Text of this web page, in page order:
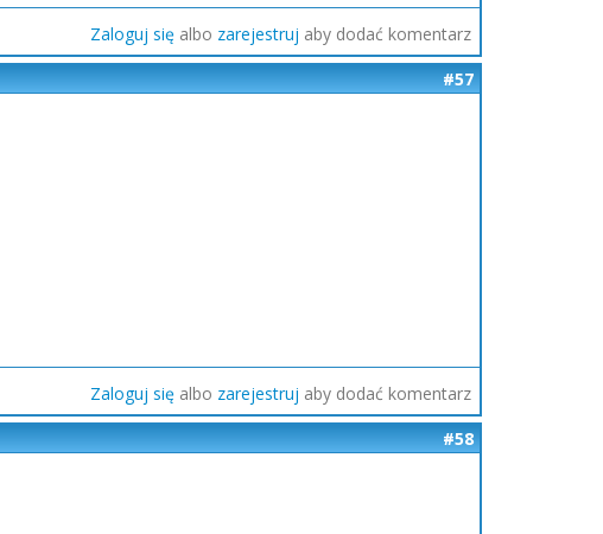
Zaloguj się albo zarejestruj aby dodać komentarz
#57
Zaloguj się albo zarejestruj aby dodać komentarz
#58